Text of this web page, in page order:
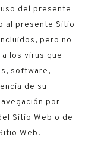
del presente
al presente Sitio
pero no
los virus que
software,
de su
por
Sitio Web o de
Web.